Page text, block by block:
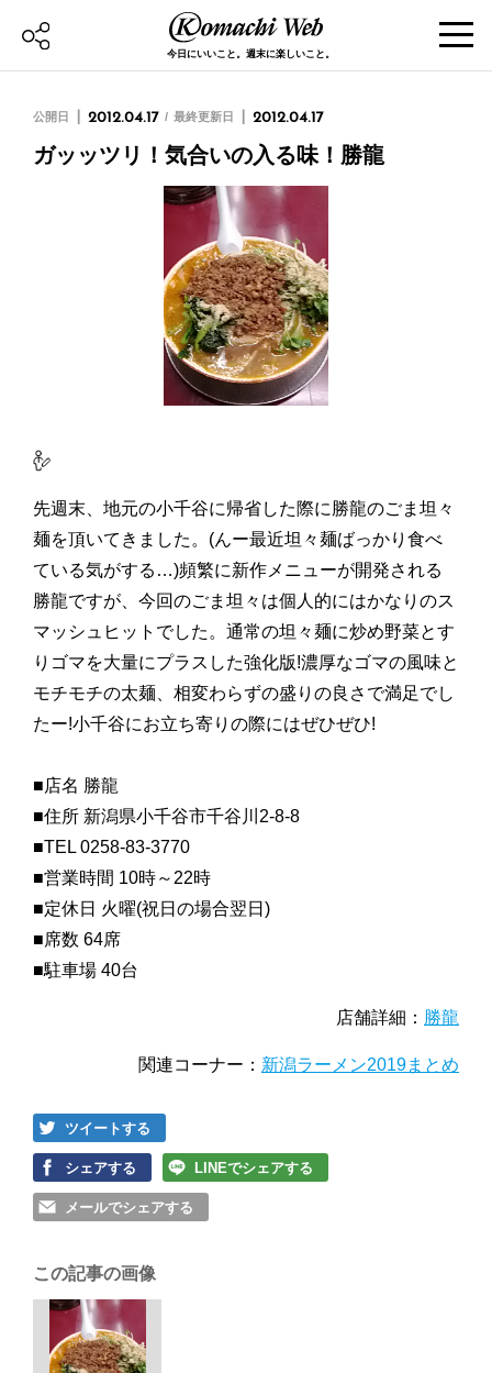
今日にいいこと。週末に楽しいこと。
公開日 2012.04.17 最終更新日 2012.04.17
ガッッツリ！気合いの入る味！勝龍
先週末、地元の小千谷に帰省した際に勝龍のごま坦々
麺を頂いてきました。(んー最近坦々麺ばっかり食べ
ている気がする…)頻繁に新作メニューが開発される
勝龍ですが、今回のごま坦々は個人的にはかなりのス
マッシュヒットでした。通常の坦々麺に炒め野菜とす
りゴマを大量にプラスした強化版!濃厚なゴマの風味と
モチモチの太麺、相変わらずの盛りの良さで満足でし
たー!小千谷にお立ち寄りの際にはぜひぜひ!
■店名 勝龍
■住所 新潟県小千谷市千谷川2-8-8
■TEL 0258-83-3770
■営業時間 10時～22時
■定休日 火曜(祝日の場合翌日)
■席数 64席
■駐車場 40台
店舗詳細： 勝龍
関連コーナー： 新潟ラーメン2019まとめ
ツイートする
シェアする LINEでシェアする
メールでシェアする
この記事の画像